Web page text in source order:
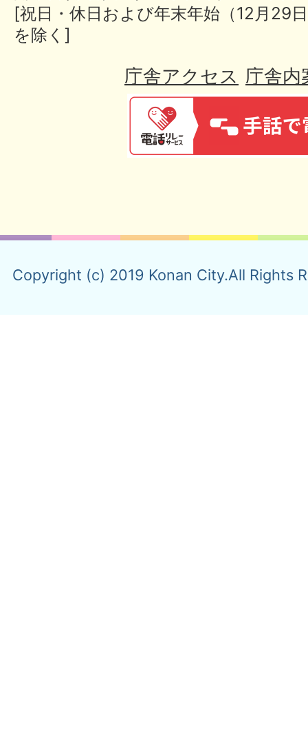
[祝日・休日および年末年始（12月29
を除く]
庁舎アクセス 庁舎内
Copyright (c) 2019 Konan City.All Rights